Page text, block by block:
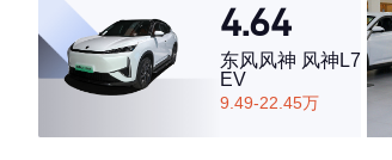
·外观表现较为优秀，优于60%同级车
·内饰表现较为优秀，优于66%同级车
·空间表现较为优秀，优于76%同级车
4.64
东风风神 风神L7
EV
9.49-22.45万